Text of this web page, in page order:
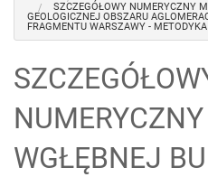
SZCZEGÓŁOWY NUMERYCZNY
GEOLOGICZNEJ OBSZARU
FRAGMENTU WARSZAWY -
WGŁĘBNEJ